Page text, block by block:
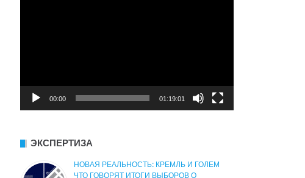
00:00 01:19:01
ЭКСПЕРТИЗА
НОВАЯ РЕАЛЬНОСТЬ: КРЕМЛЬ И ГОЛЕМ
ЧТО ГОВОРЯТ ИТОГИ ВЫБОРОВ О